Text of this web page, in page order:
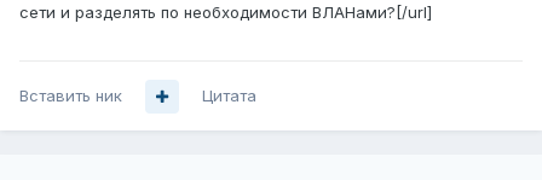
сети и разделять по необходимости ВЛАНами?[/url]
Вставить ник Цитата